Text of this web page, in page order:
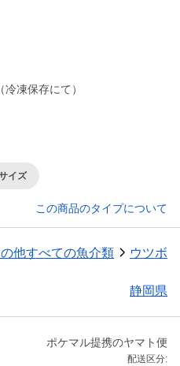
凍保存にて）
イズ
この商品のタイプについて
他すべての魚介類 ウツボ
静岡県
ポケマル提携のヤマト便
配送区分: